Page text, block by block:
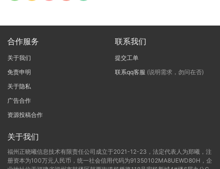
合作服务
关于我们
免责申明
关于隐私
广告合作
资源投稿合作
联系我们
提交工单
联系qq客服 (说明需求，勿问在否)
关于我们
福州正晓曦信息技术有限责任公司成立于2021-12-23，法定代表人为郑曦，注
册资本为100万元人民币，统一社会信用代码为91350102MA8UEWD80H，企